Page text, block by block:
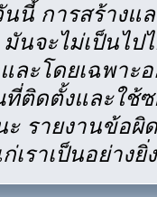
นี้ การสร้างแ
นจะไม่เป็นไป
ละโดยเฉพาะ
ติดตั้งและใช้ซ
ะ รายงานข้อผิ
เราเป็นอย่างยิ่ง